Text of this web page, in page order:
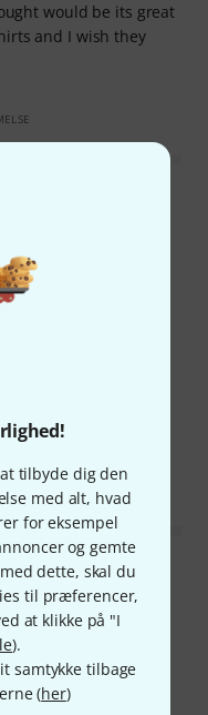
tilbyde dig den
med alt, hvad
for eksempel
og gemte
dette, skal du
til præferencer,
at klikke på "I
).
samtykke tilbage
(her)
would be its great
and I wish they